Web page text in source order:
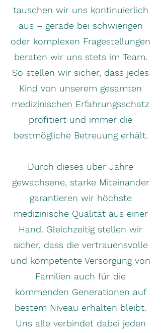
tauschen wir uns kontinuierlich
aus – gerade bei schwierigen
oder komplexen Fragestellungen
beraten wir uns stets im Team.
So stellen wir sicher, dass jedes
Kind von unserem gesamten
medizinischen Erfahrungsschatz
profitiert und immer die
bestmögliche Betreuung erhält.
Durch dieses über Jahre
gewachsene, starke Miteinander
garantieren wir höchste
medizinische Qualität aus einer
Hand. Gleichzeitig stellen wir
sicher, dass die vertrauensvolle
und kompetente Versorgung von
Familien auch für die
kommenden Generationen auf
bestem Niveau erhalten bleibt.
Uns alle verbindet dabei jeden